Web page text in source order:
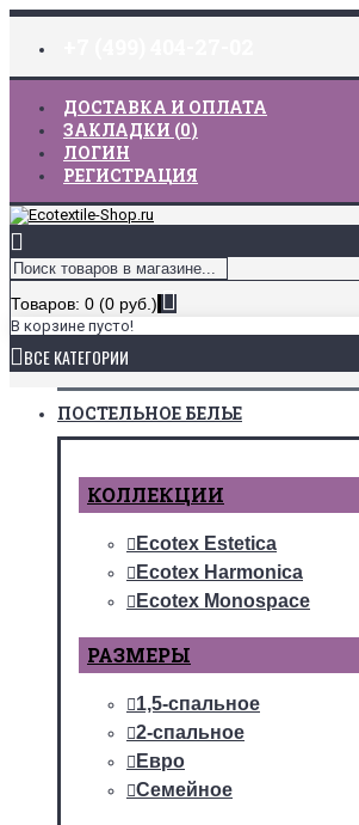
ДОСТАВКА И ОПЛАТА
ЗАКЛАДКИ (0)
ЛОГИН
РЕГИСТРАЦИЯ
Товаров: 0 (0 руб.)
В корзине пусто!
ВСЕ КАТЕГОРИИ
ПОСТЕЛЬНОЕ БЕЛЬЕ
КОЛЛЕКЦИИ
Ecotex Estetica
Ecotex Harmonica
Ecotex Monospace
РАЗМЕРЫ
1,5-спальное
2-спальное
Евро
Семейное